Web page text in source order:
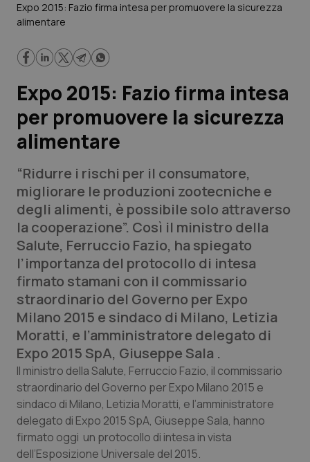
Governo e Parlamento
Regioni e Asl
Lavoro e Professioni
Scienza e Farmaci
Studi e Analisi
Lettere al direttore
Edizioni Regionali
QS Pro
Professionisti Sanitari.AI
Abruzzo
Basilicata
Calabria
Campania
QS Pro Gold
Artrite & artrosi
Asma & BPCO
Car-T
QS Club Newsletter
Expo 2015: Fazio firma intesa per promuovere la sicurezza
alimentare
Expo 2015: Fazio firma intesa
per promuovere la sicurezza
alimentare
“Ridurre i rischi per il consumatore,
migliorare le produzioni zootecniche e
degli alimenti, è possibile solo attraverso
la cooperazione”. Così il ministro della
Salute, Ferruccio Fazio, ha spiegato
l’importanza del protocollo di intesa
firmato stamani con il commissario
straordinario del Governo per Expo
Milano 2015 e sindaco di Milano, Letizia
Moratti, e l’amministratore delegato di
Expo 2015 SpA, Giuseppe Sala .
Il ministro della Salute, Ferruccio Fazio, il commissario
straordinario del Governo per Expo Milano 2015 e
sindaco di Milano, Letizia Moratti, e l’amministratore
delegato di Expo 2015 SpA, Giuseppe Sala, hanno
firmato oggi un protocollo di intesa in vista
dell’Esposizione Universale del 2015.